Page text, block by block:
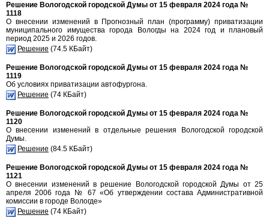
Решение Вологодской городской Думы от 15 февраля 2024 года №
1118
О внесении изменений в Прогнозный план (программу) приватизации
муниципального имущества города Вологды на 2024 год и плановый
период 2025 и 2026 годов.
Решение (74.5 КБайт)
Решение Вологодской городской Думы от 15 февраля 2024 года №
1119
Об условиях приватизации автофургона.
Решение (74 КБайт)
Решение Вологодской городской Думы от 15 февраля 2024 года №
1120
О внесении изменений в отдельные решения Вологодской городской
Думы.
Решение (84.5 КБайт)
Решение Вологодской городской Думы от 15 февраля 2024 года №
1121
О внесении изменений в решение Вологодской городской Думы от 25
апреля 2006 года № 67 «Об утверждении состава Административной
комиссии в городе Вологде»
Решение (74 КБайт)